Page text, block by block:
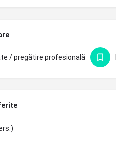
/ pregătire profesională